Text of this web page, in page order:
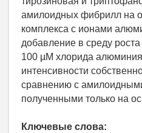
амилоидных фибрилл на
комплекса с ионами
добавление в среду
100 µМ хлорида
интенсивности
сравнению с
полученными только на
Ключевые слова: